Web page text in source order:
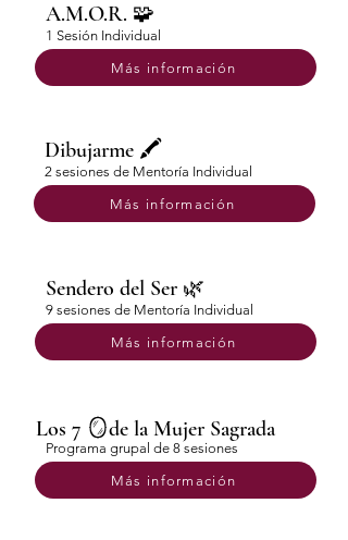
A.M.O.R. 🧩
1 Sesión Individual
Más información
Dibujarme 🖍️
2 sesiones de Mentoría Individual
Más información
9 sesiones de Mentoría Individual
Sendero del Ser 🌿
Más información
Los 7 🪞de la Mujer Sagrada
Programa grupal de 8 sesiones
Más información